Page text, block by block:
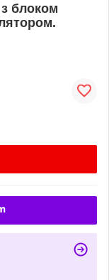
блоком